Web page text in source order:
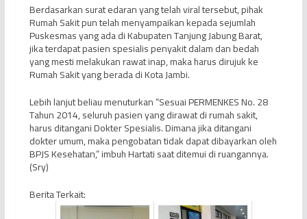
Berdasarkan surat edaran yang telah viral tersebut, pihak
Rumah Sakit pun telah menyampaikan kepada sejumlah
Puskesmas yang ada di Kabupaten Tanjung Jabung Barat,
jika terdapat pasien spesialis penyakit dalam dan bedah
yang mesti melakukan rawat inap, maka harus dirujuk ke
Rumah Sakit yang berada di Kota Jambi.
Lebih lanjut beliau menuturkan “Sesuai PERMENKES No. 28
Tahun 2014, seluruh pasien yang dirawat di rumah sakit,
harus ditangani Dokter Spesialis. Dimana jika ditangani
dokter umum, maka pengobatan tidak dapat dibayarkan oleh
BPJS Kesehatan,” imbuh Hartati saat ditemui di ruangannya.
(Sry)
Berita Terkait: